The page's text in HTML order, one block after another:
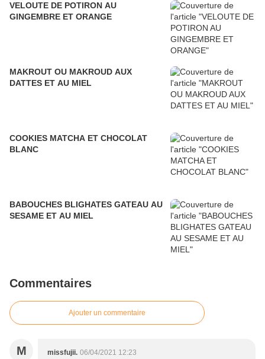
VELOUTE DE POTIRON AU
GINGEMBRE ET ORANGE
MAKROUT OU MAKROUD AUX
DATTES ET AU MIEL
COOKIES MATCHA ET CHOCOLAT
BLANC
BABOUCHES BLIGHATES GATEAU AU
SESAME ET AU MIEL
Commentaires
Ajouter un commentaire
M missfujii. 06/04/2021 12:23